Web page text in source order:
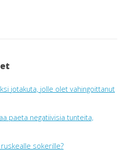
jotakuta, jolle olet vahingoittanut
paeta negatiivisia tunteita,
sokerille?